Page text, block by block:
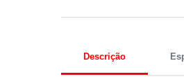
Descrição